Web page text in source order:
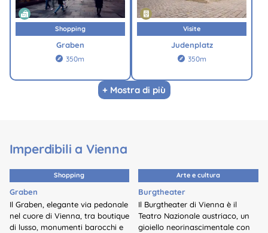
Shopping
Graben
 350m
Visite
Judenplatz
 350m
+ Mostra di più
Imperdibili a Vienna
Shopping
Graben
Il Graben, elegante via pedonale
nel cuore di Vienna, tra boutique
di lusso, monumenti barocchi e
Arte e cultura
Burgtheater
Il Burgtheater di Vienna è il
Teatro Nazionale austriaco, un
gioiello neorinascimentale con